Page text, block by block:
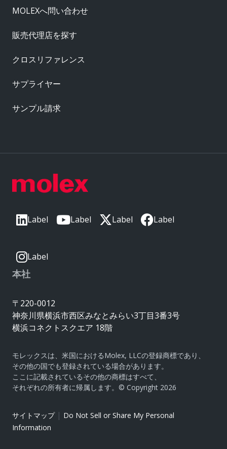
Label Label Label Label
Label
本社
〒220-0012
神奈川県横浜市西区みなとみらい3丁目3番3号
横浜コネクトスクエア 18階
モレックスは、米国におけるMolex, LLCの登録商標であり、
その他の国でも登録されている場合があります。
ここに記載されているその他の商標はすべて、
それぞれの所有者に帰属します。© Copyright 2026
サイトマップ| Do Not Sell or Share My Personal
Information
MOLEXへ問い合わせ
販売代理店を探す
クロスリファレンス
サプライヤー
サンプル請求